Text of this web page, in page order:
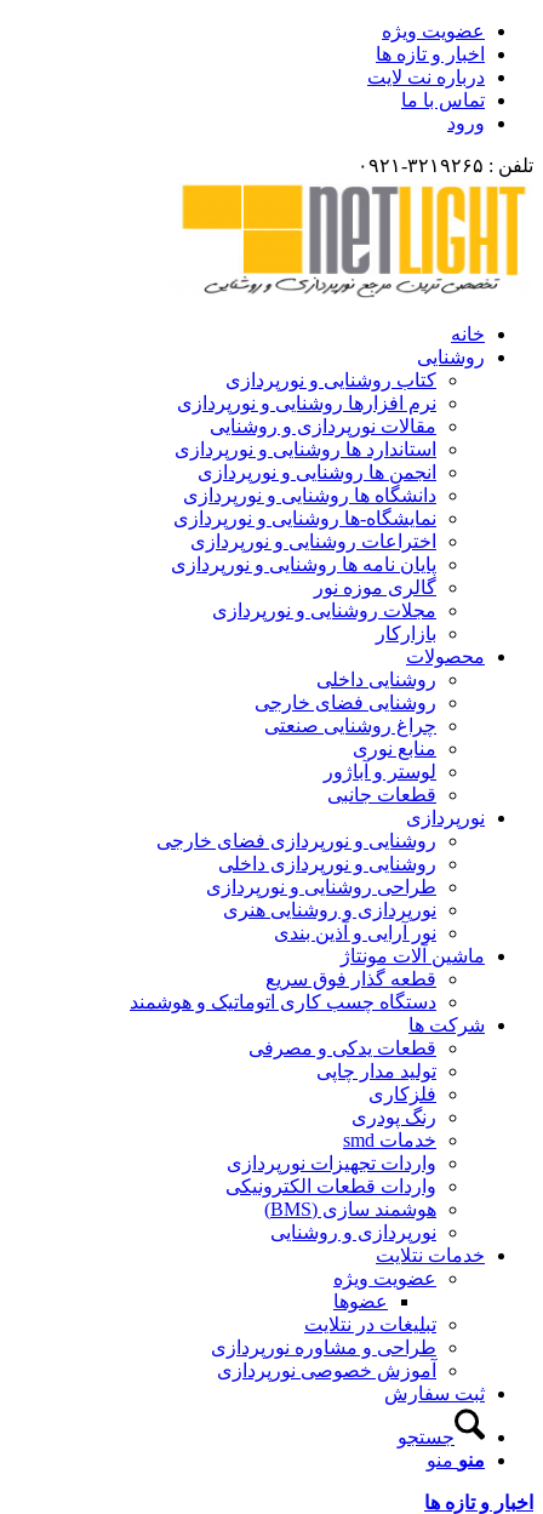
ویژه
و تازه ها
نت لایت
با ما
کتاب روشنایی و نورپردازی
نرم افزارها روشنایی و نورپردازی
مقالات نورپردازی و روشنایی
استاندارد ها روشنایی و نورپردازی
انجمن ها روشنایی و نورپردازی
دانشگاه ها روشنایی و نورپردازی
نمایشگاه-ها روشنایی و نورپردازی
اختراعات روشنایی و نورپردازی
پایان نامه ها روشنایی و نورپردازی
گالری موزه نور
مجلات روشنایی و نورپردازی
بازارکار
روشنایی داخلی
روشنایی فضای خارجی
چراغ روشنایی صنعتی
منابع نوری
لوستر و آباژور
قطعات جانبی
روشنایی و نورپردازی فضای خارجی
روشنایی و نورپردازی داخلی
طراحی روشنایی و نورپردازی
نورپردازی و روشنایی هنری
نور آرایی و آذین بندی
آلات مونتاژ
قطعه گذار فوق سریع
دستگاه چسب کاری اتوماتیک و هوشمند
ها
قطعات یدکی و مصرفی
تولید مدار چاپی
فلزکاری
رنگ پودری
خدمات smd
واردات تجهیزات نورپردازی
واردات قطعات الکترونیکی
هوشمند سازی (BMS)
نورپردازی و روشنایی
نتلایت
عضویت ویژه
عضوها
تبلیغات در نتلایت
طراحی و مشاوره نورپردازی
آموزش خصوصی نورپردازی
سفارش
جستجو
منو
تازه ها